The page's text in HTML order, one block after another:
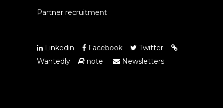
Partner recruitment
Linkedin Facebook
Twitter
Wantedly
note Newsletters